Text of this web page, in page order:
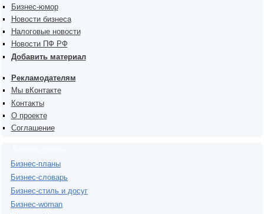
Бизнес-юмор
Новости бизнеса
Налоговые новости
Новости ПФ РФ
Добавить материал
Рекламодателям
Мы вКонтакте
Контакты
О проекте
Соглашение
Бизнес-планы
Бизнес-словарь
Бизнес-стиль и досуг
Бизнес-woman